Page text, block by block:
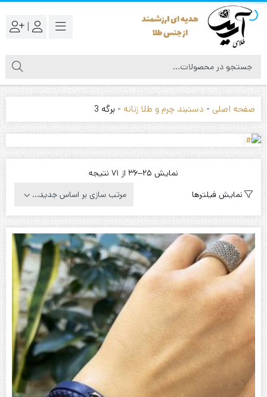
|
صفحه اصلی - دستبند چرم و طلا زنانه - برگه 3
نمایش 25–36 از 71 نتیجه
Sorted
latest
نمایش فیلترها